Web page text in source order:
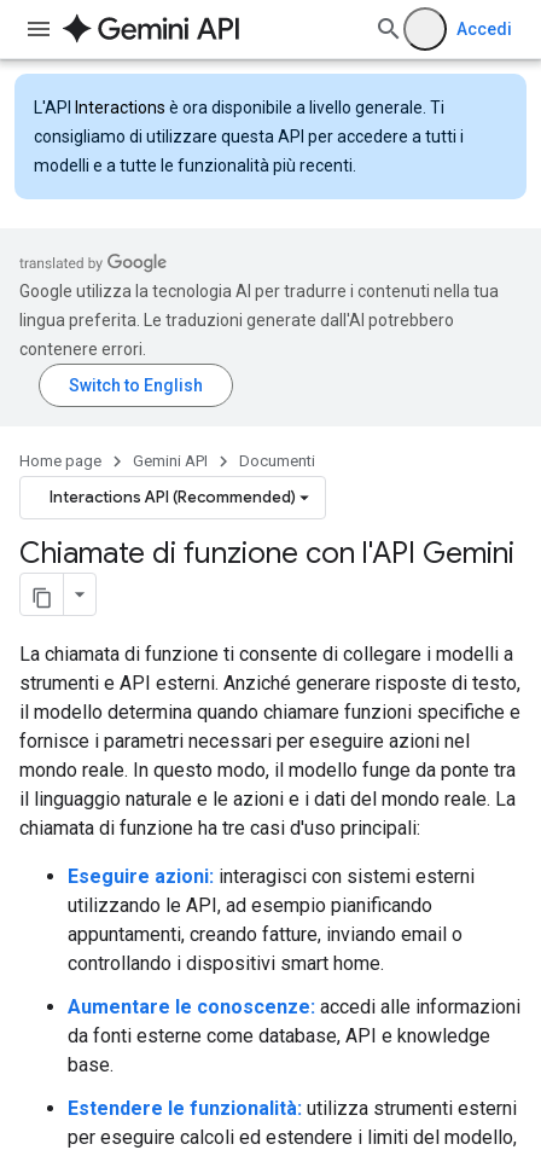
Accedi
L'API Interactions è ora disponibile a livello generale. Ti
consigliamo di utilizzare questa API per accedere a tutti i
modelli e a tutte le funzionalità più recenti.
Google utilizza la tecnologia AI per tradurre i contenuti nella tua
lingua preferita. Le traduzioni generate dall'AI potrebbero
contenere errori.
Home page Gemini API Documenti
Interactions API (Recommended)
Chiamate di funzione con l'API Gemini
La chiamata di funzione ti consente di collegare i modelli a
strumenti e API esterni. Anziché generare risposte di testo,
il modello determina quando chiamare funzioni specifiche e
fornisce i parametri necessari per eseguire azioni nel
mondo reale. In questo modo, il modello funge da ponte tra
il linguaggio naturale e le azioni e i dati del mondo reale. La
chiamata di funzione ha tre casi d'uso principali:
Eseguire azioni: interagisci con sistemi esterni
utilizzando le API, ad esempio pianificando
appuntamenti, creando fatture, inviando email o
controllando i dispositivi smart home.
Aumentare le conoscenze: accedi alle informazioni
da fonti esterne come database, API e knowledge
base.
Estendere le funzionalità: utilizza strumenti esterni
per eseguire calcoli ed estendere i limiti del modello,